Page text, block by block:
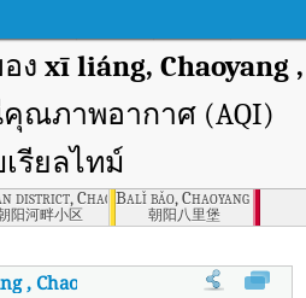
ง xī liáng, Chaoyang ,
ณภาพอากาศ (AQI)
รียลไทม์
district, Chaoyang , Chaoyang
阳河畔小区
Balǐ bǎo, Chaoyang ,
朝阳八里堡
, Chaoyang ดัชนีคุณภาพอากาศ (AQI)